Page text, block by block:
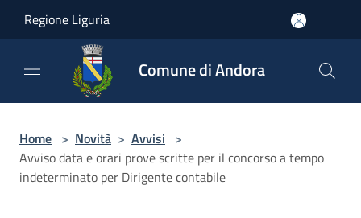
Regione Liguria
Comune di Andora
Home > Novità > Avvisi >
Avviso data e orari prove scritte per il concorso a tempo
indeterminato per Dirigente contabile